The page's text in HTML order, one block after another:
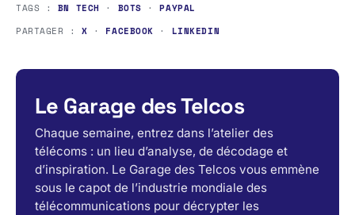
TAGS : BN TECH · BOTS ·PAYPAL
PARTAGER :X · FACEBOOK · LINKEDIN
Le Garage des Telcos
Chaque semaine, entrez dans l’atelier des
télécoms : un lieu d’analyse, de décodage et
d’inspiration. Le Garage des Telcos vous emmène
sous le capot de l’industrie mondiale des
télécommunications pour décrypter les